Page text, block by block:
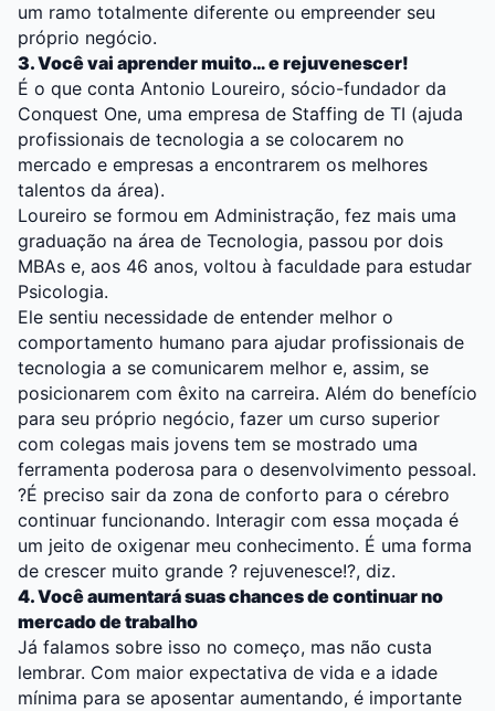
um ramo totalmente diferente ou empreender seu
próprio negócio.
3. Você vai aprender muito… e rejuvenescer!
É o que conta Antonio Loureiro, sócio-fundador da
Conquest One, uma empresa de Staffing de TI (ajuda
profissionais de tecnologia a se colocarem no
mercado e empresas a encontrarem os melhores
talentos da área).
Loureiro se formou em Administração, fez mais uma
graduação na área de Tecnologia, passou por dois
MBAs e, aos 46 anos, voltou à faculdade para estudar
Psicologia.
Ele sentiu necessidade de entender melhor o
comportamento humano para ajudar profissionais de
tecnologia a se comunicarem melhor e, assim, se
posicionarem com êxito na carreira. Além do benefício
para seu próprio negócio, fazer um curso superior
com colegas mais jovens tem se mostrado uma
ferramenta poderosa para o desenvolvimento pessoal.
?É preciso sair da zona de conforto para o cérebro
continuar funcionando. Interagir com essa moçada é
um jeito de oxigenar meu conhecimento. É uma forma
de crescer muito grande ? rejuvenesce!?, diz.
4. Você aumentará suas chances de continuar no
mercado de trabalho
Já falamos sobre isso no começo, mas não custa
lembrar. Com maior expectativa de vida e a idade
mínima para se aposentar aumentando, é importante